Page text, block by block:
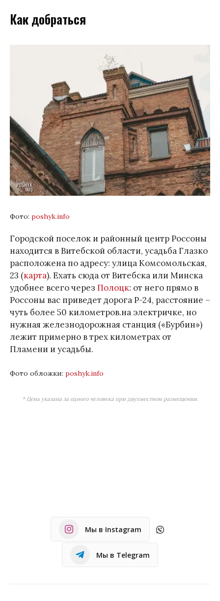
Как добраться
Фото: poshyk.info
Городской поселок и районный центр Россоны
находится в Витебской области, усадьба Глазко
расположена по адресу: улица Комсомольская,
23 (карта). Ехать сюда от Витебска или Минска
удобнее всего через Полоцк: от него прямо в
Россоны вас приведет дорога Р-24, расстояние –
чуть более 50 километров.на электричке, но
нужная железнодорожная станция («Бурбин»)
лежит примерно в трех километрах от
Пламени и усадьбы.
Фото обложки: poshyk.info
* Цена указана за одного человека при двухместном размещении.
Мы в Instagram
Мы в Telegram